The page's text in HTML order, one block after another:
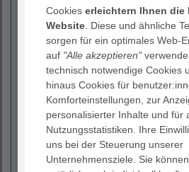
Liken Sie uns auf Facebook!
Sie möchten mehr über die
Häusern erfahren und
Kulissen“ erhalten?
Folgen Sie
Cookieserleichtern Ihnen die
Website . Diese und ähnliche
sorgen für ein optimales Web-
auf "Alle akzeptieren"
technisch notwendige Cookies
hinaus Cookies für
Komforteinstellungen, zur
personalisierter Inhalte und für
Nutzungsstatistiken. Ihre
uns bei der Steuerung unserer
Unternehmensziele. Sie